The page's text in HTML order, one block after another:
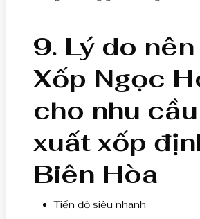
9. Lý do
Xốp Ngọc
cho nhu
xuất xốp
Biên Hòa
Tiến độ siêu nhanh